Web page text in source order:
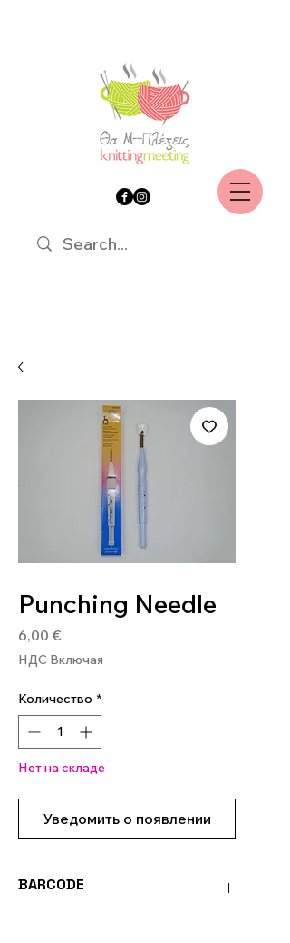
Punching Needle
6,00 €
НДС Включая
Количество *
Нет на складе
Уведомить о появлении
BARCODE